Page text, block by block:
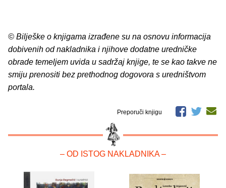
© Bilješke o knjigama izrađene su na osnovu informacija
dobivenih od nakladnika i njihove dodatne uredničke
obrade temeljem uvida u sadržaj knjige, te se kao takve ne
smiju prenositi bez prethodnog dogovora s uredništvom
portala.
Preporuči knjigu
– OD ISTOG NAKLADNIKA –